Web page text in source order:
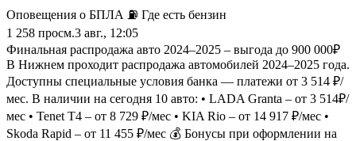
Оповещения о БПЛА ⛽️ Где есть бензин
1 258 просм.3 авг., 12:05
Финальная распродажа авто 2024–2025 – выгода до 900 000₽
В Нижнем проходит распродажа автомобилей 2024–2025 года.
Доступны специальные условия банка — платежи от 3 514 ₽/
мес. В наличии на сегодня 10 авто: • LADA Granta – от 3 514₽/
мес • Tenet T4 – от 8 729 ₽/мес • KIA Rio – от 14 917 ₽/мес •
Skoda Rapid – от 11 455 ₽/мес 💰 Бонусы при оформлении на